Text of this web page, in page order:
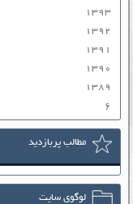
۱۳۹۳
۱۳۹۲
۱۳۹۱
۱۳۹۰
۱۳۸۹
۶
مطالب پربازدید
لوگوی سایت